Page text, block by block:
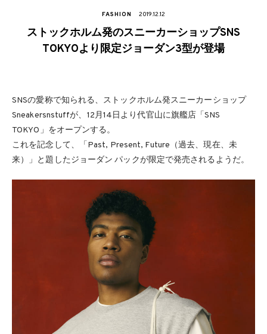
FASHION 2019.12.12
ストックホルム発のスニーカーショップSNS
TOKYOより限定ジョーダン3型が登場
SNSの愛称で知られる、ストックホルム発スニーカーショップ
Sneakersnstuffが、12月14日より代官山に旗艦店「SNS
TOKYO」をオープンする。
これを記念して、「Past, Present, Future（過去、現在、未
来）」と題したジョーダン パックが限定で発売されるようだ。